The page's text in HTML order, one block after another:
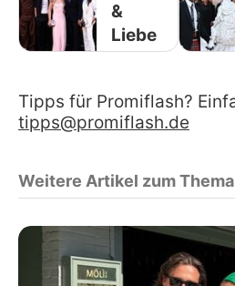
&
Liebe
Tipps für Promiflash?
tipps@promiflash.de
Weitere Artikel zum Thema